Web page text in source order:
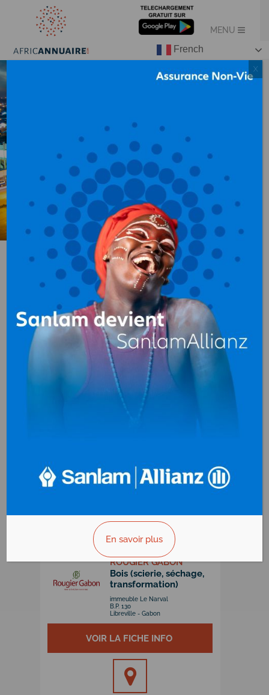
Bois (scierie, séchage,
transformation)auGabon
PRECIOUS WOODS
CEB
Bois (scierie, séchage,
transformation)
B.P. 2262
Libreville - Gabon
l'une des plus grandes
VOIR LA FICHE INFO
ROUGIER GABON
Bois (scierie, séchage,
transformation)
immeuble Le Narval
B.P. 130
Libreville - Gabon
VOIR LA FICHE INFO
VOIR LA FICHE INFO
French
En savoir plus
X